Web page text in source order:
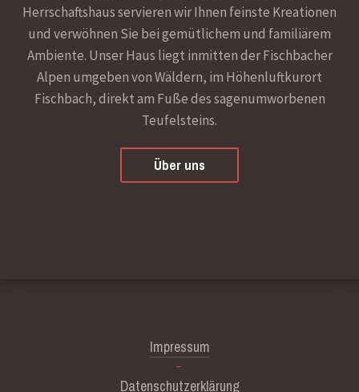
Herrschaftshaus servieren wir Ihnen feinste Kreationen
und verwöhnen Sie bei gemütlichem und familiärem
Ambiente. Unser Haus liegt inmitten der Fischbacher
Alpen umgeben von Wäldern, im Höhenluftkurort
Fischbach, direkt am Fuße des sagenumworbenen
Teufelsteins.
Über uns
Impressum
Datenschutzerklärung